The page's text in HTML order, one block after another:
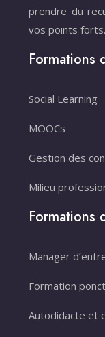
prendre du
vos points forts.
Formations
Social Learning
MOOCs
Gestion des
Milieu
Formations
Manager
Formation
Autodidacte et